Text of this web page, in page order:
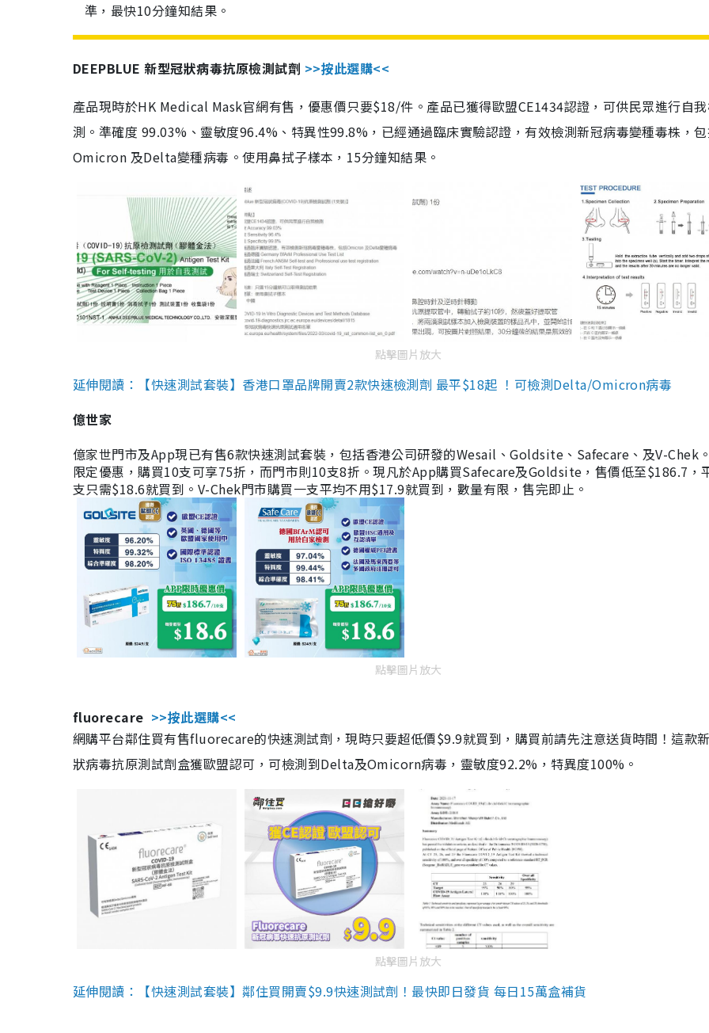
準，最快10分鐘知結果。
DEEPBLUE 新型冠狀病毒抗原檢測試劑 >>按此選購<<
產品現時於HK Medical Mask官網有售，優惠價只要$18/件。產品已獲得歐盟CE1434認證，可供民眾進行自
測。準確度 99.03%、靈敏度96.4%、特異性99.8%，已經通過臨床實驗認證，有效檢測新冠病毒變種毒株，
Omicron 及Delta變種病毒。使用鼻拭子樣本，15分鐘知結果。
點擊圖片放大
延伸閱讀：【快速測試套裝】香港口罩品牌開賣2款快速檢測劑 最平$18起 ！可檢測Delta/Omicron病毒
億世家
億家世門市及App現已有售6款快速測試套裝，包括香港公司研發的Wesail、Goldsite、Safecare、及V-Chek
限定優惠，購買10支可享75折，而門市則10支8折。現凡於App購買Safecare及Goldsite，售價低至$186.7，
支只需$18.6就買到。V-Chek門市購買一支平均不用$17.9就買到，數量有限，售完即止。
點擊圖片放大
fluorecare >>按此選購<<
網購平台鄰住買有售fluorecare的快速測試劑，現時只要超低價$9.9就買到，購買前請先注意送貨時間！這款
狀病毒抗原測試劑盒獲歐盟認可，可檢測到Delta及Omicorn病毒，靈敏度92.2%，特異度100%。
點擊圖片放大
延伸閱讀：【快速測試套裝】鄰住買開賣$9.9快速測試劑！最快即日發貨 每日15萬盒補貨